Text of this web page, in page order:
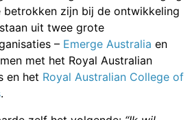
jarenlange twijfel en
van nieuwe Australische
huisartsen en hun patiënten
behandeling en zorg.”
identificeerde ME/cvs als“een
die tot 250.000 mensen in